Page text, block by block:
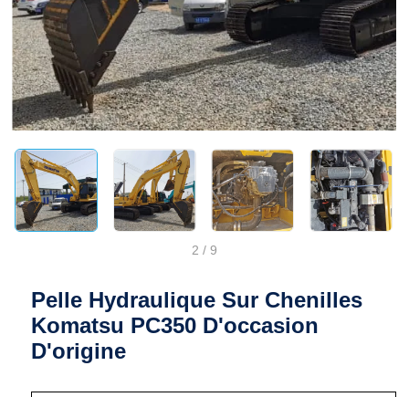
2 / 9
Pelle Hydraulique Sur Chenilles
Komatsu PC350 D'occasion
D'origine